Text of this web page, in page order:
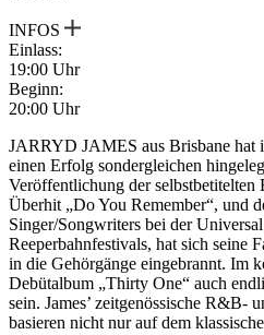
INFOS
Einlass:
19:00 Uhr
Beginn:
20:00 Uhr
JARRYD JAMES aus Brisbane hat
einen Erfolg sondergleichen
Veröffentlichung der selbstbetitelten
Überhit „Do You Remember“, und
Singer/Songwriters bei der
Reeperbahnfestivals, hat sich seine
in die Gehörgänge eingebrannt. Im
Debütalbum „Thirty One“ auch
sein. James’ zeitgenössische R&B-
basieren nicht nur auf dem